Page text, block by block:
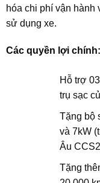
hóa chi phí vận hành
sử dụng xe.
Các quyền lợi chính:
Hỗ trợ
trụ sạc
Tặng bộ
và 7kW
Âu
Tặng